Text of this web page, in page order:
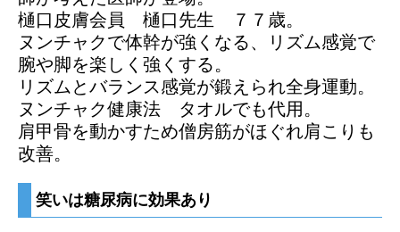
樋口皮膚会員 樋口先生 ７７歳。
ヌンチャクで体幹が強くなる、リズム感覚で
腕や脚を楽しく強くする。
リズムとバランス感覚が鍛えられ全身運動。
ヌンチャク健康法 タオルでも代用。
肩甲骨を動かすため僧房筋がほぐれ肩こりも
改善。
笑いは糖尿病に効果あり